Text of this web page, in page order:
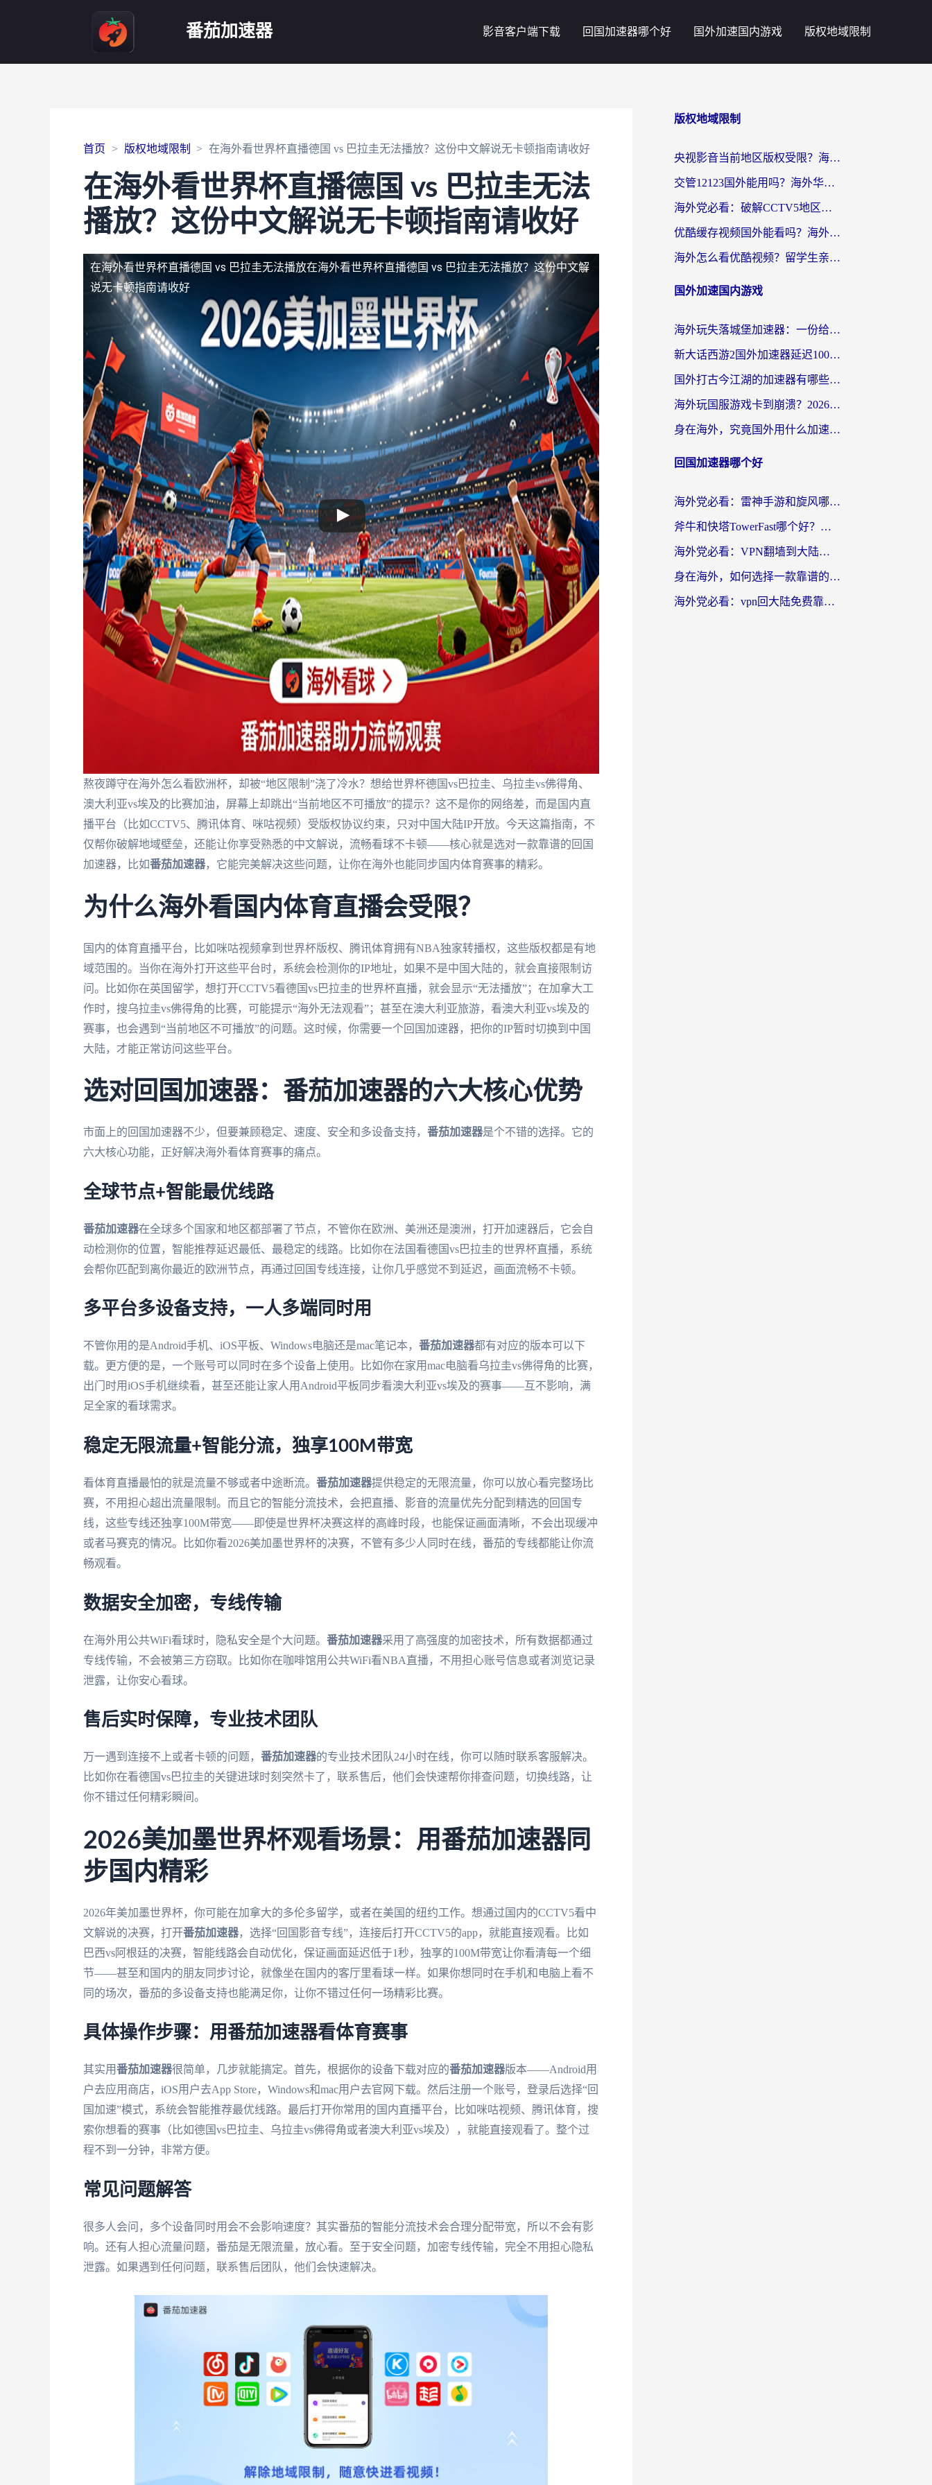
番茄加速器 影音客户端下载 回国加速器哪个好 国外加速国内游戏 版权地域限制
首页 版权地域限制 在海外看世界杯直播德国 vs 巴拉圭无法播放？这份中文解说无卡顿指南请收好
在海外看世界杯直播德国 vs 巴拉圭无法
播放？这份中文解说无卡顿指南请收好
在海外看世界杯直播德国 vs 巴拉圭无法播放在海外看世界杯直播德国 vs 巴拉圭无法播放？这份中文解
说无卡顿指南请收好
熬夜蹲守在海外怎么看欧洲杯，却被“地区限制”浇了冷水？想给世界杯德国vs巴拉圭、乌拉圭vs佛得角、
澳大利亚vs埃及的比赛加油，屏幕上却跳出“当前地区不可播放”的提示？这不是你的网络差，而是国内直
播平台（比如CCTV5、腾讯体育、咪咕视频）受版权协议约束，只对中国大陆IP开放。今天这篇指南，不
仅帮你破解地域壁垒，还能让你享受熟悉的中文解说，流畅看球不卡顿——核心就是选对一款靠谱的回国
加速器，比如番茄加速器，它能完美解决这些问题，让你在海外也能同步国内体育赛事的精彩。
为什么海外看国内体育直播会受限？
国内的体育直播平台，比如咪咕视频拿到世界杯版权、腾讯体育拥有NBA独家转播权，这些版权都是有地
域范围的。当你在海外打开这些平台时，系统会检测你的IP地址，如果不是中国大陆的，就会直接限制访
问。比如你在英国留学，想打开CCTV5看德国vs巴拉圭的世界杯直播，就会显示“无法播放”；在加拿大工
作时，搜乌拉圭vs佛得角的比赛，可能提示“海外无法观看”；甚至在澳大利亚旅游，看澳大利亚vs埃及的
赛事，也会遇到“当前地区不可播放”的问题。这时候，你需要一个回国加速器，把你的IP暂时切换到中国
大陆，才能正常访问这些平台。
选对回国加速器：番茄加速器的六大核心优势
市面上的回国加速器不少，但要兼顾稳定、速度、安全和多设备支持， 番茄加速器是个不错的选择。它的
六大核心功能，正好解决海外看体育赛事的痛点。
全球节点+智能最优线路
番茄加速器在全球多个国家和地区都部署了节点，不管你在欧洲、美洲还是澳洲，打开加速器后，它会自
动检测你的位置，智能推荐延迟最低、最稳定的线路。比如你在法国看德国vs巴拉圭的世界杯直播，系统
会帮你匹配到离你最近的欧洲节点，再通过回国专线连接，让你几乎感觉不到延迟，画面流畅不卡顿。
多平台多设备支持，一人多端同时用
不管你用的是Android手机、iOS平板、Windows电脑还是mac笔记本， 番茄加速器都有对应的版本可以下
载。更方便的是，一个账号可以同时在多个设备上使用。比如你在家用mac电脑看乌拉圭vs佛得角的比赛，
出门时用iOS手机继续看，甚至还能让家人用Android平板同步看澳大利亚vs埃及的赛事——互不影响，满
足全家的看球需求。
稳定无限流量+智能分流，独享100M带宽
看体育直播最怕的就是流量不够或者中途断流。 番茄加速器提供稳定的无限流量，你可以放心看完整场比
赛，不用担心超出流量限制。而且它的智能分流技术，会把直播、影音的流量优先分配到精选的回国专
线，这些专线还独享100M带宽——即使是世界杯决赛这样的高峰时段，也能保证画面清晰，不会出现缓冲
或者马赛克的情况。比如你看2026美加墨世界杯的决赛，不管有多少人同时在线，番茄的专线都能让你流
畅观看。
数据安全加密，专线传输
在海外用公共WiFi看球时，隐私安全是个大问题。 番茄加速器采用了高强度的加密技术，所有数据都通过
专线传输，不会被第三方窃取。比如你在咖啡馆用公共WiFi看NBA直播，不用担心账号信息或者浏览记录
泄露，让你安心看球。
售后实时保障，专业技术团队
万一遇到连接不上或者卡顿的问题， 番茄加速器的专业技术团队24小时在线，你可以随时联系客服解决。
比如你在看德国vs巴拉圭的关键进球时刻突然卡了，联系售后，他们会快速帮你排查问题，切换线路，让
你不错过任何精彩瞬间。
2026美加墨世界杯观看场景：用番茄加速器同
步国内精彩
2026年美加墨世界杯，你可能在加拿大的多伦多留学，或者在美国的纽约工作。想通过国内的CCTV5看中
文解说的决赛，打开番茄加速器，选择“回国影音专线”，连接后打开CCTV5的app，就能直接观看。比如
巴西vs阿根廷的决赛，智能线路会自动优化，保证画面延迟低于1秒，独享的100M带宽让你看清每一个细
节——甚至和国内的朋友同步讨论，就像坐在国内的客厅里看球一样。如果你想同时在手机和电脑上看不
同的场次，番茄的多设备支持也能满足你，让你不错过任何一场精彩比赛。
具体操作步骤：用番茄加速器看体育赛事
其实用番茄加速器很简单，几步就能搞定。首先，根据你的设备下载对应的番茄加速器版本——Android用
户去应用商店，iOS用户去App Store，Windows和mac用户去官网下载。然后注册一个账号，登录后选择“回
国加速”模式，系统会智能推荐最优线路。最后打开你常用的国内直播平台，比如咪咕视频、腾讯体育，搜
索你想看的赛事（比如德国vs巴拉圭、乌拉圭vs佛得角或者澳大利亚vs埃及），就能直接观看了。整个过
程不到一分钟，非常方便。
常见问题解答
很多人会问，多个设备同时用会不会影响速度？其实番茄的智能分流技术会合理分配带宽，所以不会有影
响。还有人担心流量问题，番茄是无限流量，放心看。至于安全问题，加密专线传输，完全不用担心隐私
泄露。如果遇到任何问题，联系售后团队，他们会快速解决。
版权地域限制
央视影音当前地区版权受限？海外党追剧看片的终极解决方案来了
交管12123国外能用吗？海外华人亲测有效的回国加速器选择指南
海外党必看：破解CCTV5地区限制，这样看欧洲杯奥运直播才够爽！
优酷缓存视频国外能看吗？海外党追剧看片的终极解决方案来了
海外怎么看优酷视频？留学生亲测有效的回国加速器选择指南
国外加速国内游戏
海外玩失落城堡加速器：一份给漂泊玩家的网络自救指南
新大话西游2国外加速器延迟100以下怎么办？海外党实测有效的低延迟指南
国外打古今江湖的加速器有哪些游戏？一个海外玩家的终极选择指南
海外玩国服游戏卡到崩溃？2026加速器免费推荐+实用指南（亲测有效）
身在海外，究竟国外用什么加速器打wow好？
回国加速器哪个好
海外党必看：雷神手游和旋风哪个好？3分钟选对回国加速器，无缝刷国内剧玩游戏
斧牛和快塔TowerFast哪个好？海外党如何选对回国加速器
海外党必看：VPN翻墙到大陆的实用指南——从看CCTV5到选加速器，一篇全搞定
身在海外，如何选择一款靠谱的加速国内网络的加速器？
海外党必看：vpn回大陆免费靠谱吗？3步选对加速器实现无缝刷国内资源